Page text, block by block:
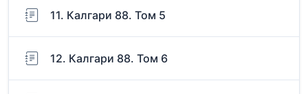
11. Калгари 88. Том 5
12. Калгари 88. Том 6